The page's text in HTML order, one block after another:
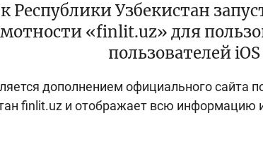
Республики Узбекистан
«finlit.uz» для
пользователей iOS
дополнением официального сайта
finlit.uz и отображает всю информацию